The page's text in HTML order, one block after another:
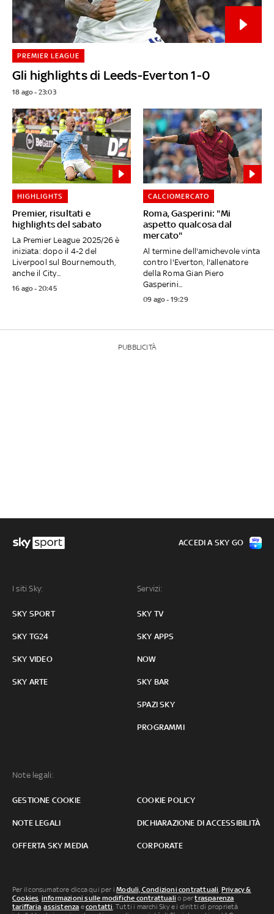
Gli highlights di Leeds-Everton 1-0
PREMIER LEAGUE
18 ago - 23:03
Premier, risultati e
highlights del sabato
HIGHLIGHTS
La Premier League 2025/26 è
iniziata: dopo il 4‑2 del
Liverpool sul Bournemouth,
anche il City...
16 ago - 20:45
Roma, Gasperini: "Mi
aspetto qualcosa dal
mercato"
CALCIOMERCATO
Al termine dell'amichevole vinta
contro l'Everton, l'allenatore
della Roma Gian Piero
Gasperini...
09 ago - 19:29
PUBBLICITÀ
I siti Sky:
SKY SPORT
SKY TG24
SKY VIDEO
SKY ARTE
Servizi:
SKY TV
SKY APPS
NOW
SKY BAR
SPAZI SKY
PROGRAMMI
Note legali:
GESTIONE COOKIE COOKIE POLICY
NOTE LEGALI DICHIARAZIONE DI ACCESSIBILITÀ
OFFERTA SKY MEDIA CORPORATE
ACCEDI A SKY GO
Per il consumatore clicca qui per iModuli, Condizioni contrattuali, Privacy &
Cookies, informazioni sulle modifiche contrattuali o pertrasparenza
tariffaria,assistenza econtatti. Tutti i marchi Sky e i diritti di proprietà